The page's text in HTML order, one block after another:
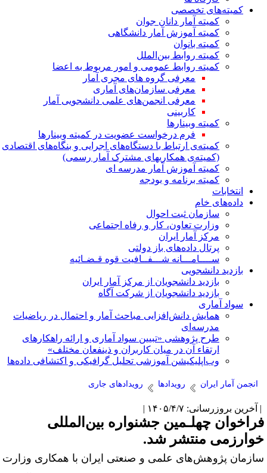
کمیته‌های تخصصی
کمیته آمار دانان جوان
کمیته آموزش آمار دانشگاهی
کمیته بانوان
کمیته روابط بین‌الملل
کمیته روابط عمومی و امور مربوط به اعضا
معرفی گروه های مجری آمار
معرفی سازمان‌های آماری
معرفی انجمن‌های علمی دانشجویی آمار
کاربینی
کمیته وبینارها
فرم درخواست عضویت در کمیته وبینارها
کمیته‌ی ارتباط با دستگاه‌های اجرایی و بنگاه‌های اقتصادی
(کمیته‌ی همکاریهای مشترک آمار رسمی)
کمیته آموزش آمار مدرسه ای
کمیته برنامه و بودجه
انتخابات
داده‌های خام
سازمان ثبت احوال
وزارت تعاون، کار و رفاه اجتماعی
مرکز آمار ایران
پرتال داده‌های باز دولتی
ســــامـــانه شـــفــافیت قوه قـضـائیه
بازدید دانشجویی
بازدید دانشجویان از مرکز آمار ایران
بازدید دانشجویان از شرکت آگاه
سواد آماری
همایش دانش‌افزایی مباحث آمار و احتمال در ریاضیات
مدرسه‌ای
طرح پژوهشی «تبیین سواد آماری و ارائه راهکارهای
ارتقاء آن در میان کاربران و ذینفعان مختلف»
وب‌اپلیکیشن آموزشی تحلیل گرافیکی و اکتشافی داده‌ها
انجمن آمار ایران رویدادها رویدادهای جاری
بروزرسانی: ۱۴۰۵/۴/۷ |
چهلـمین جشنواره بین‌المللی
منتشر شد.
پژوهش‌های علمی و صنعتی ایران با همکاری وزارت